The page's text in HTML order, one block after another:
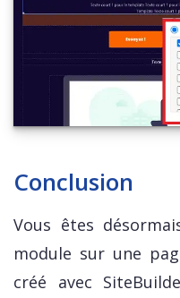
Conclusion
Vous êtes
module sur une
créé avec